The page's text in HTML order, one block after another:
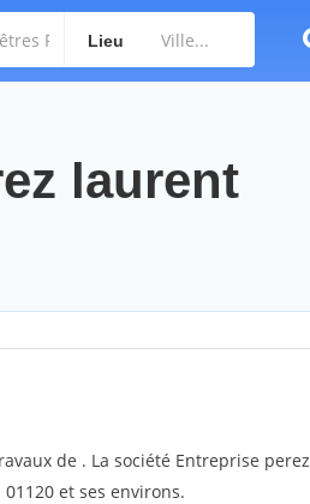
Lieu
laurent
de . La société Entreprise perez
et ses environs.